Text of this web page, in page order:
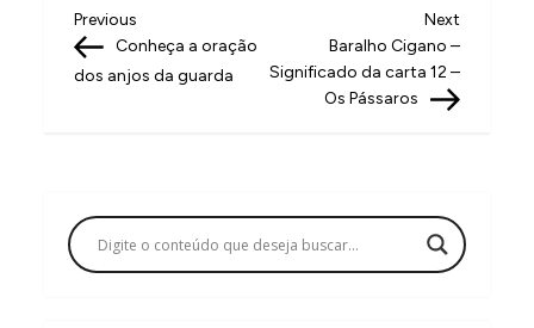
N
a
a
ç
Previous
Post
Previous
Conheça a oração
dos anjos da guarda
Next
Post
Next
Baralho Cigano –
Significado da carta 12 –
Os Pássaros